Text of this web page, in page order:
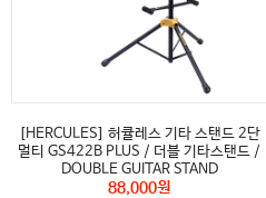
[HERCULES] 허큘레스 기타 스탠드 2단
멀티 GS422B PLUS / 더블 기타스탠드 /
DOUBLE GUITAR STAND
88,000원